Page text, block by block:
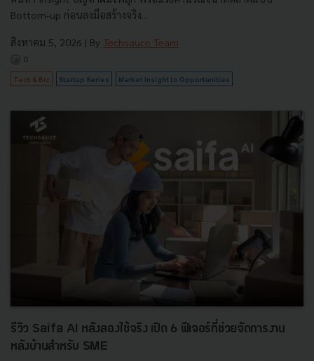
Bottom-up ก่อนลงมือสร้างจริง...
สิงหาคม 5, 2026 | By Techsauce Team
0
Tech & Biz Startup Series Market Insight to Opportunities
รีวิว Saifa AI หลังลองใช้จริง เปิด 6 ฟีเจอร์ที่ช่วยจัดการงาน
หลังบ้านสำหรับ SME